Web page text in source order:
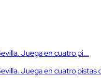
Juega en cuatro pi...
Juega en cuatro